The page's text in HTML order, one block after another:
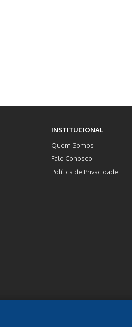
INSTITUCIONAL
Quem Somos
Fale Conosco
Política de Privacidade